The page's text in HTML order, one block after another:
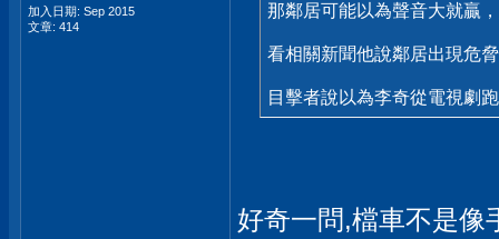
加入日期: Sep 2015
文章: 414
那鄰居可能以為聲音大就贏
看相關新聞他說鄰居出現危
目擊者說以為李奇從電視劇
好奇一問,檔車不是像